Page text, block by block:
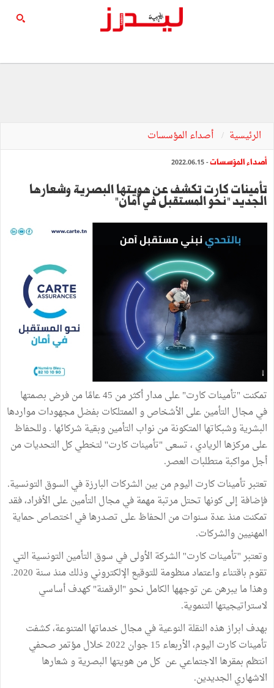
الرئيسية أصداء المؤسسات
أصداء المؤسسات- 2022.06.15
تأمينات كارت تكشف عن هويتها البصرية وشعارها
الجديد "نحو المستقبل في أمان"
تمكنت "تأمينات كارت" على مدار أكثر من 45 عامًا من فرض بصمتها
في مجال التأمين على الأشخاص و الممتلكات بفضل مجهودات مواردها
البشرية وشبكاتها المتكونة من نواب التأمين وبقية شركائها . وللحفاظ
على مركزها الريادي ، تسعى "تأمينات كارت'' لتخطي كل التحديات من
أجل مواكبة متطلبات العصر.
تعتبر تأمينات كارت اليوم من بين الشركات البارزة في السوق التونسية.
فإضافة إلى كونها تحتل مرتبة مهمة في مجال التأمين على الأفراد، فقد
تمكنت منذ عدة سنوات من الحفاظ على تصدرها في اختصاص حماية
المهنيين والشركات.
وتعتبر ''تأمينات كارت'' الشركة الأولى في سوق التأمين التونسية التي
تقوم باقتناء واعتماد منظومة للتوقيع الإلكتروني وذلك منذ سنة 2020.
وهذا ما يبرهن عن توجهها الكامل نحو "الرقمنة" كهدف أساسي
لاستراتيجيتها التنموية.
بهدف ابراز هذه النقلة النوعية في مجال خدماتها المتنوعة، كشفت
تأمينات كارت اليوم، الأربعاء 15 جوان 2022 خلال مؤتمر صحفي
انتظم بمقرها الاجتماعي عن كل من هويتها البصرية و شعارها
الاشهاري الجديدين.